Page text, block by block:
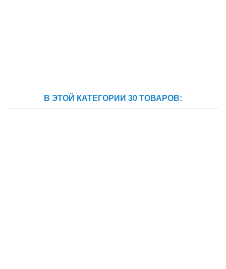
В ЭТОЙ КАТЕГОРИИ 30 ТОВАРОВ: